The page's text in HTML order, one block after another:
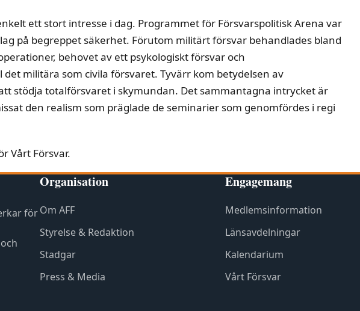
ett stort intresse i dag. Programmet för Försvarspolitisk Arena var
på begreppet säkerhet. Förutom militärt försvar behandlades bland
behovet av ett psykologiskt försvar och
militära som civila försvaret. Tyvärr kom betydelsen av
stödja totalförsvaret i skymundan. Det sammantagna intrycket är
den realism som präglade de seminarier som genomfördes i regi
Vårt Försvar.
för
Organisation
Om AFF
Styrelse & Redaktion
Stadgar
Press & Media
Engagemang
Medlemsinformation
Länsavdelningar
Kalendarium
Vårt Försvar